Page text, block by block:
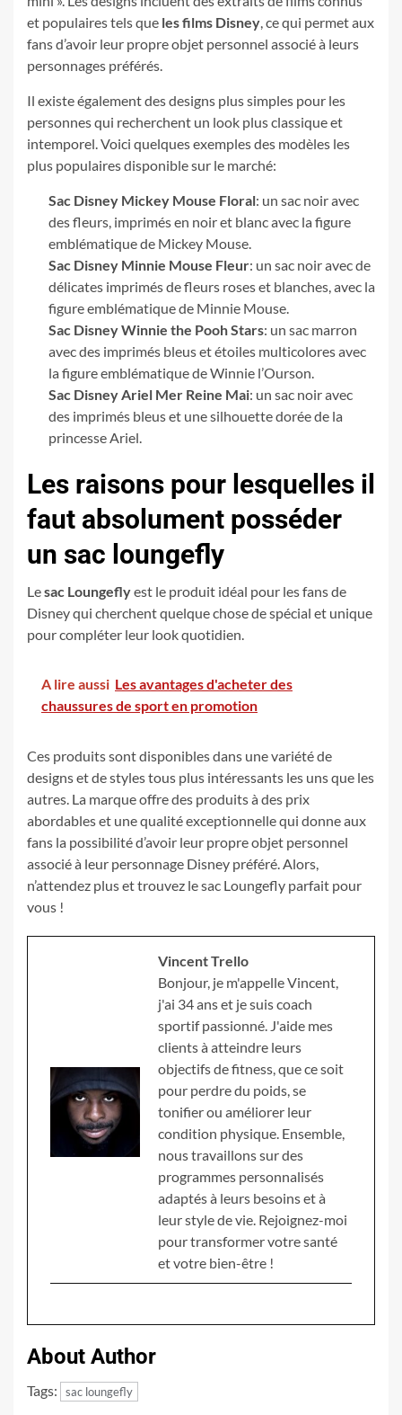
et populaires tels que les films Disney, ce qui permet aux
fans d’avoir leur propre objet personnel associé à leurs
personnages préférés.
Il existe également des designs plus simples pour les
personnes qui recherchent un look plus classique et
intemporel. Voici quelques exemples des modèles les
plus populaires disponible sur le marché:
Sac Disney Mickey Mouse Floral: un sac noir avec
des fleurs, imprimés en noir et blanc avec la figure
emblématique de Mickey Mouse.
Sac Disney Minnie Mouse Fleur: un sac noir avec de
délicates imprimés de fleurs roses et blanches, avec la
figure emblématique de Minnie Mouse.
Sac Disney Winnie the Pooh Stars: un sac marron
avec des imprimés bleus et étoiles multicolores avec
la figure emblématique de Winnie l’Ourson.
Sac Disney Ariel Mer Reine Mai: un sac noir avec
des imprimés bleus et une silhouette dorée de la
princesse Ariel.
Les raisons pour lesquelles il
faut absolument posséder
un sac loungefly
Lesac Loungeflyest le produit idéal pour les fans de
Disney qui cherchent quelque chose de spécial et unique
pour compléter leur look quotidien.
A lire aussi Les avantages d'acheter des
chaussures de sport en promotion
Ces produits sont disponibles dans une variété de
designs et de styles tous plus intéressants les uns que les
autres. La marque offre des produits à des prix
abordables et une qualité exceptionnelle qui donne aux
fans la possibilité d’avoir leur propre objet personnel
associé à leur personnage Disney préféré. Alors,
n’attendez plus et trouvez le sac Loungefly parfait pour
vous !
Vincent Trello
Bonjour, je m'appelle Vincent,
j'ai 34 ans et je suis coach
sportif passionné. J'aide mes
clients à atteindre leurs
objectifs de fitness, que ce soit
pour perdre du poids, se
tonifier ou améliorer leur
condition physique. Ensemble,
nous travaillons sur des
programmes personnalisés
adaptés à leurs besoins et à
leur style de vie. Rejoignez-moi
pour transformer votre santé
et votre bien-être !
About Author
Tags: sac loungefly